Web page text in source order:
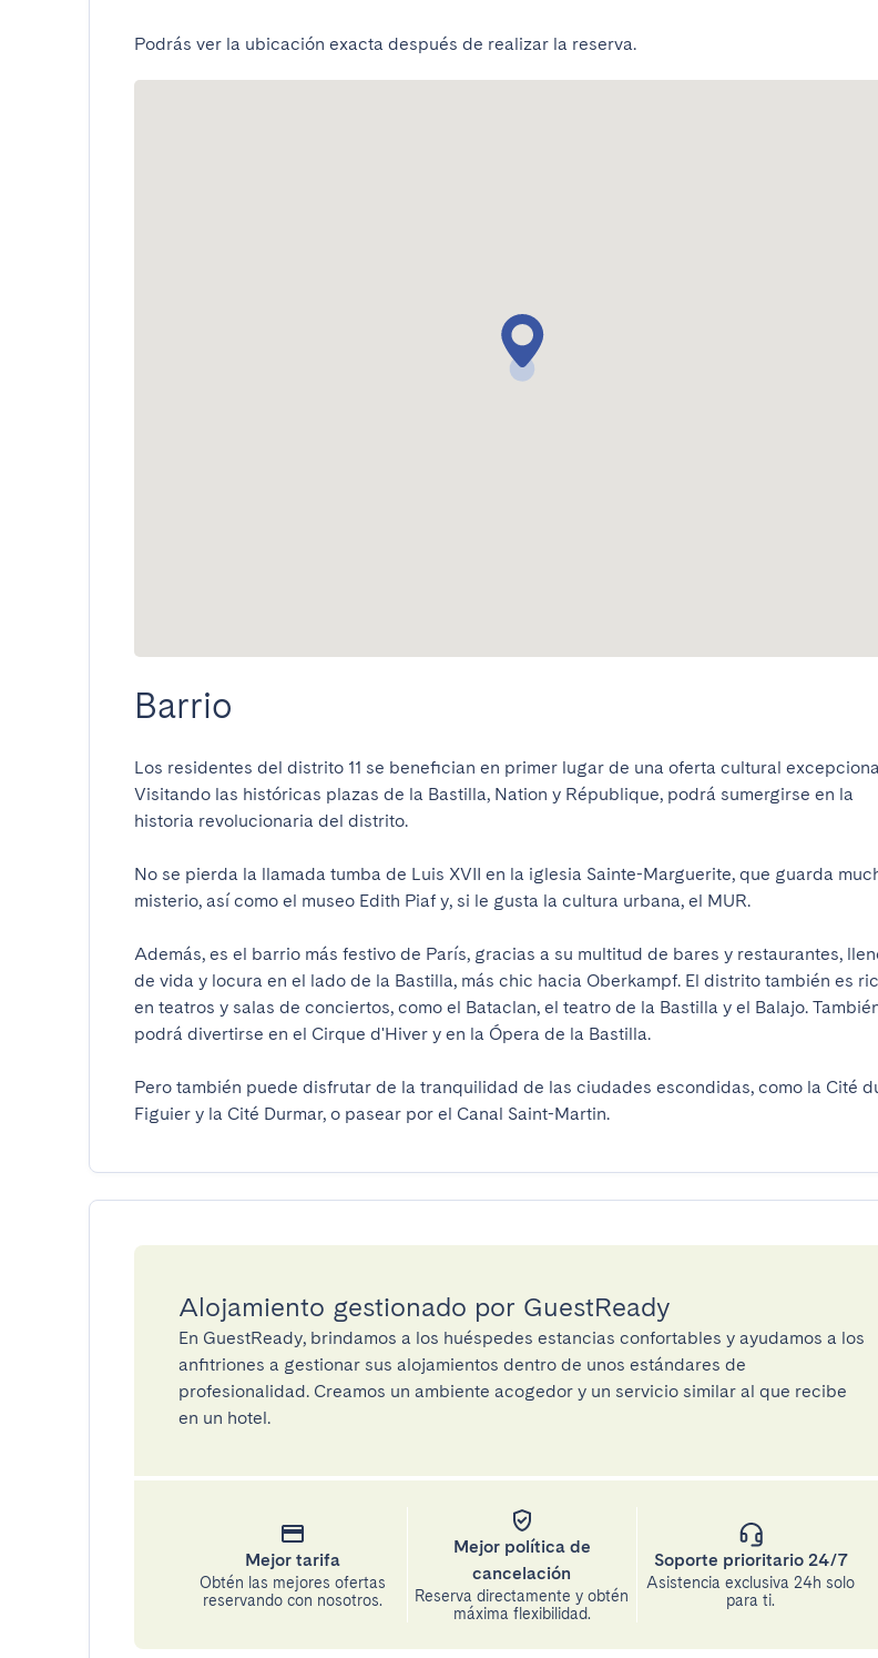
Podrás ver la ubicación exacta después de realizar la reserva.
Barrio
Los residentes del distrito 11 se benefician en primer lugar de una oferta cultural
Visitando las históricas plazas de la Bastilla, Nation y République, podrá sumergirse en la
historia revolucionaria del distrito.
No se pierda la llamada tumba de Luis XVII en la iglesia Sainte-Marguerite, que guarda
misterio, así como el museo Edith Piaf y, si le gusta la cultura urbana, el MUR.
Además, es el barrio más festivo de París, gracias a su multitud de bares y restaurantes,
de vida y locura en el lado de la Bastilla, más chic hacia Oberkampf. El distrito también es
en teatros y salas de conciertos, como el Bataclan, el teatro de la Bastilla y el Balajo.
podrá divertirse en el Cirque d'Hiver y en la Ópera de la Bastilla.
Pero también puede disfrutar de la tranquilidad de las ciudades escondidas, como la Cité
Figuier y la Cité Durmar, o pasear por el Canal Saint-Martin.
Alojamiento gestionado por GuestReady
En GuestReady, brindamos a los huéspedes estancias confortables y ayudamos a los
anfitriones a gestionar sus alojamientos dentro de unos estándares de
profesionalidad. Creamos un ambiente acogedor y un servicio similar al que recibe
en un hotel.
Mejor tarifa
Obtén las mejores ofertas
reservando con nosotros.
Mejor política de
cancelación
Reserva directamente y obtén
máxima flexibilidad.
Soporte prioritario 24/7
Asistencia exclusiva 24h solo
para ti.